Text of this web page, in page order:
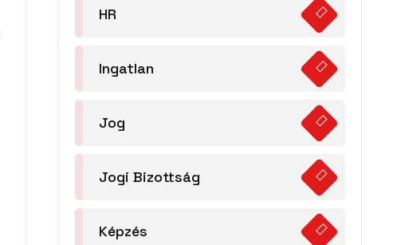
HR
Ingatlan
Jog
Jogi Bizottság
Képzés